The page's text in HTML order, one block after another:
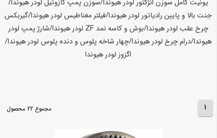
یونیت کامل سوزن انژکتور لودر هیوندا/سوزن پمپ گازوئیل لودر هیوندا/
جنت بالا و پایین رادیاتور لودر هیوندا/فیلتر مغناطیس لودر هیوندا/گیربکس
چرخ عقب لودر هیوندا/بوش و کاسه نمد ZF لودر هیوندا/شارژ پمپ لودر
هیوندا/درام چرخ لودر هیوندا/چهار شاخه پلوس و دنده پلوس لودر هیوندا/
اگزوز لودر هیوندا
1 مجموع 22 محصول